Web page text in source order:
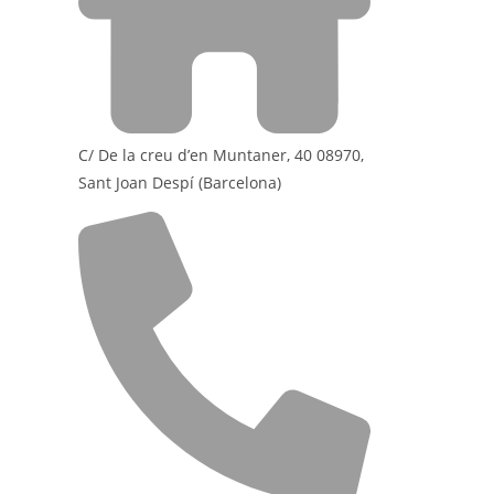
C/ De la creu d’en Muntaner, 40 08970,
Sant Joan Despí (Barcelona)